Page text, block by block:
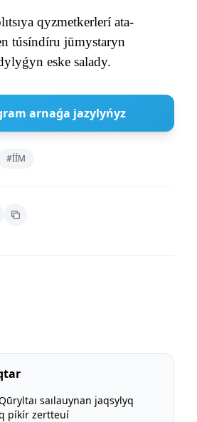
qyzmetkerlerí ata-
túsíndíru jūmystaryn
eske salady.
arnaǵa jazylyńyz
#ÍÍM
saılauynan jaqsylyq
píkír zertteuí